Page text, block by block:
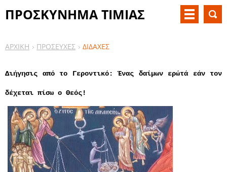
ΠΡΟΣΚΥΝΗΜΑ ΤΙΜΙΑΣ
ΑΡΧΙΚΗ ΠΡΟΣΕΥΧΕΣ ΔΙΔΑΧΕΣ
Διήγησις από το Γεροντικό: Ένας δαίμων ερώτά εάν τον
δέχεται πίσω ο Θεός!